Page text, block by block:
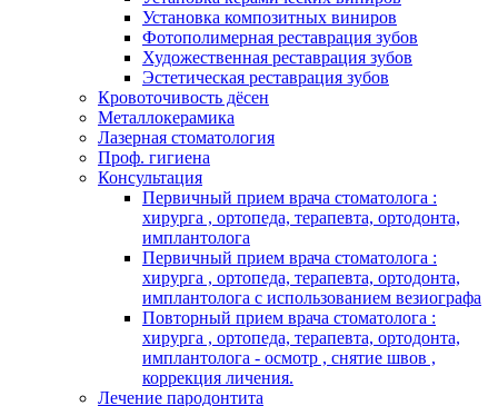
Установка композитных виниров
Фотополимерная реставрация зубов
Художественная реставрация зубов
Эстетическая реставрация зубов
Кровоточивость дёсен
Металлокерамика
Лазерная стоматология
Проф. гигиена
Консультация
Первичный прием врача стоматолога :
хирурга , ортопеда, терапевта, ортодонта,
имплантолога
Первичный прием врача стоматолога :
хирурга , ортопеда, терапевта, ортодонта,
имплантолога с использованием везиографа
Повторный прием врача стоматолога :
хирурга , ортопеда, терапевта, ортодонта,
имплантолога - осмотр , снятие швов ,
коррекция личения.
Лечение пародонтита